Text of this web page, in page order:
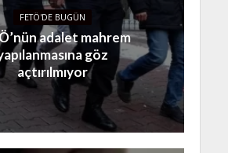
FETÖ'DE BUGÜN
adalet mahrem
göz
açtırılmıyor